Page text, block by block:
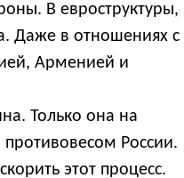
В евроструктуры,
Даже в отношениях с
Арменией и
Только она на
противовесом России.
этот процесс.